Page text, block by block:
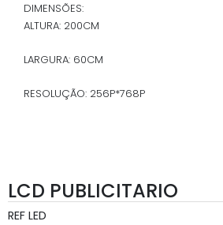
DIMENSÕES:
ALTURA: 200CM
LARGURA: 60CM
RESOLUÇÃO: 256P*768P
LCD PUBLICITARIO
REF LED